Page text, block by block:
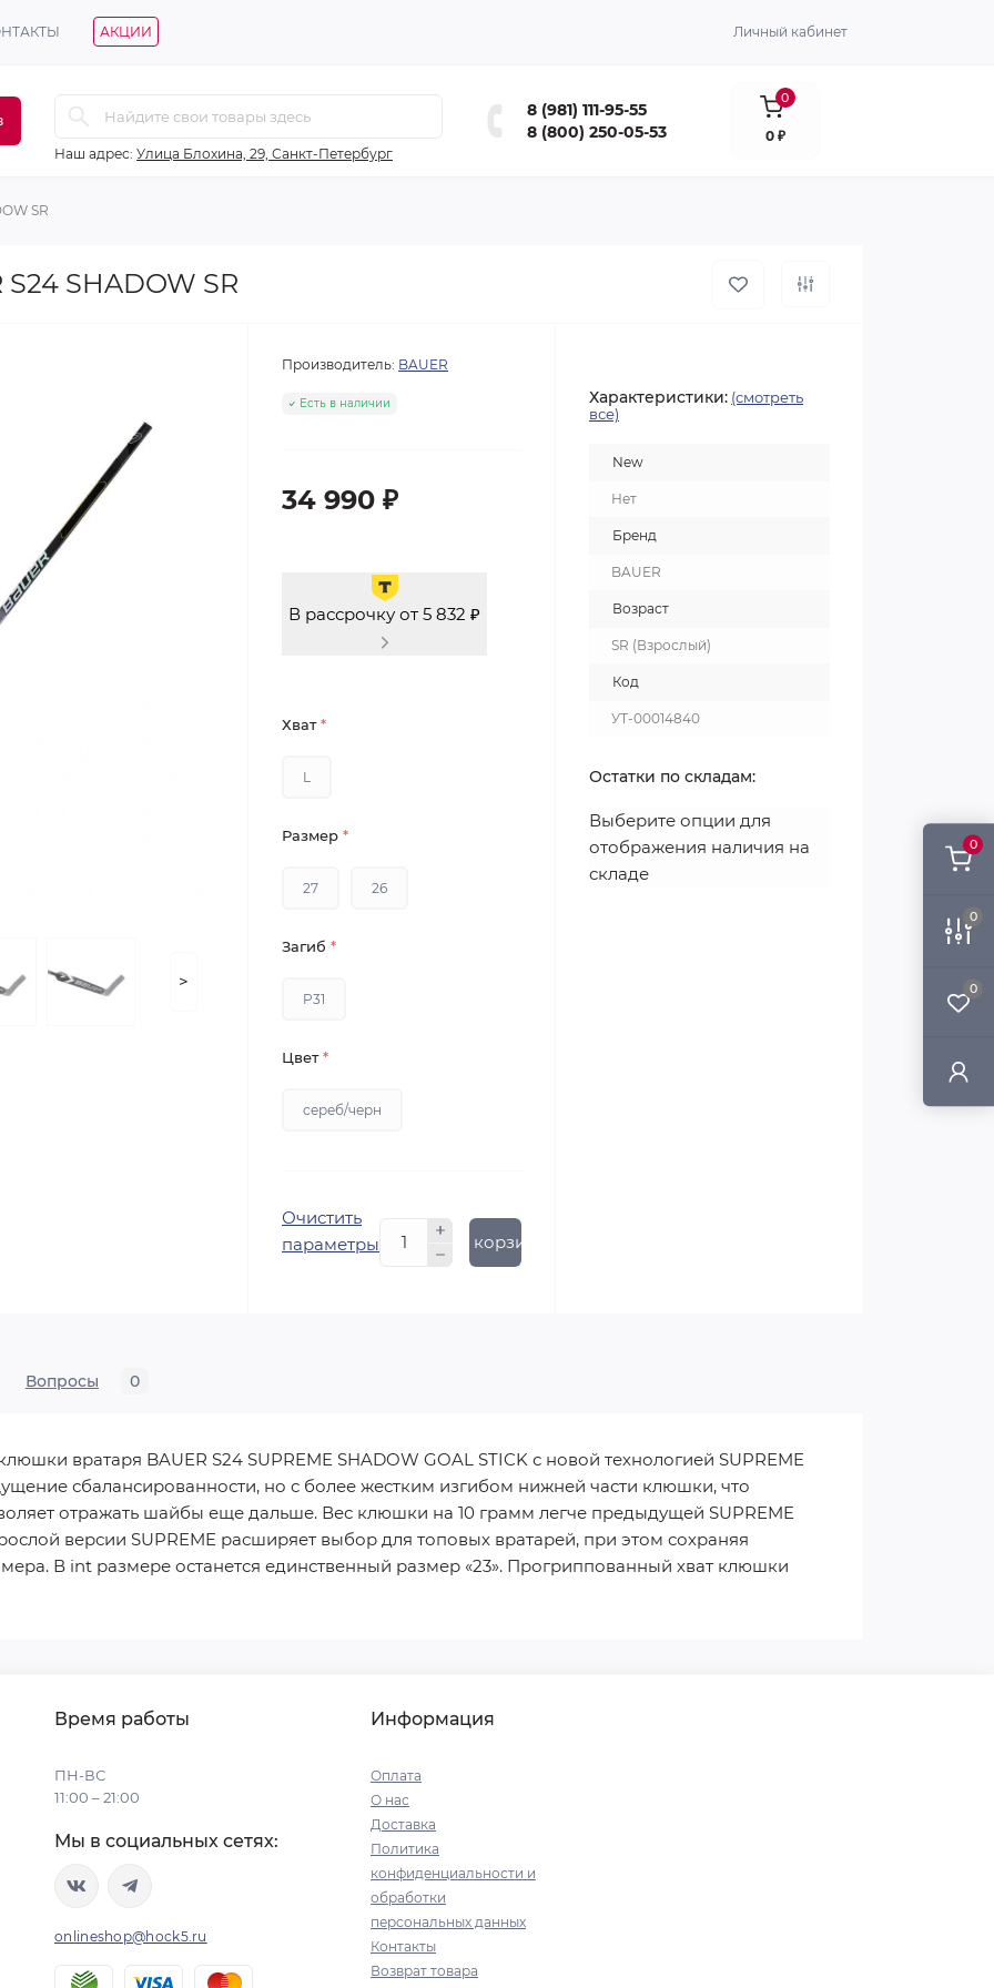
0
0
0
АКЦИИ Личный кабинет
Наш адрес: Улица Блохина, 29, Санкт-Петербург
8 (981) 111-95-55
8 (800) 250-05-53
0
0 ₽
SR
SHADOW SR
>
Производитель: BAUER
Есть в наличии
34 990 ₽
В рассрочку от 5 832 ₽
Хват*
L
Размер *
27 26
Загиб *
P31
Цвет*
сереб/черн
Очистить
параметры
В корзину
Характеристики: (смотреть
все)
New
Нет
Бренд
BAUER
Возраст
SR (Взрослый)
Код
УТ-00014840
Остатки по складам:
Выберите опции для
отображения наличия на
складе
Вопросы 0
вратаря BAUER S24 SUPREME SHADOW GOAL STICK с новой технологией SUPREME
сбалансированности, но с более жестким изгибом нижней части клюшки, что
отражать шайбы еще дальше. Вес клюшки на 10 грамм легче предыдущей SUPREME
версии SUPREME расширяет выбор для топовых вратарей, при этом сохраняя
В int размере останется единственный размер «23». Прогриппованный хват клюшки
Время работы
ПН-ВС
11:00 – 21:00
Мы в социальных сетях:
onlineshop@hock5.ru
Информация
Оплата
О нас
Доставка
Политика
конфиденциальности и
обработки
персональных данных
Контакты
Возврат товара